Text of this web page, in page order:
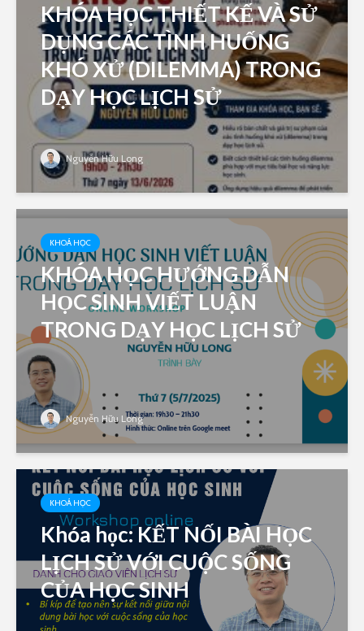
KHÓA HỌC THIẾT KẾ VÀ SỬ
DỤNG CÁC TÌNH HUỐNG
KHÓ XỬ (DILEMMA) TRONG
DẠY HỌC LỊCH SỬ
Nguyễn Hữu Long
KHOÁ HỌC
KHÓA HỌC HƯỚNG DẪN
HỌC SINH VIẾT LUẬN
TRONG DẠY HỌC LỊCH SỬ
Nguyễn Hữu Long
KHOÁ HỌC
Khóa học: KẾT NỐI BÀI HỌC
LỊCH SỬ VỚI CUỘC SỐNG
CỦA HỌC SINH